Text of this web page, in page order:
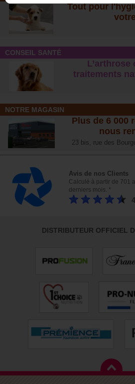
Tout pour
CONSEIL SANTÉ
L’arthrose
traitements
NOTRE MAGASIN
Plus de 6 000
nous
23 bis, rue des
Avis de nos Clients
Calculé à partir de 701
derniers mois. *
DISTRIBUTEUR OFFICIEL